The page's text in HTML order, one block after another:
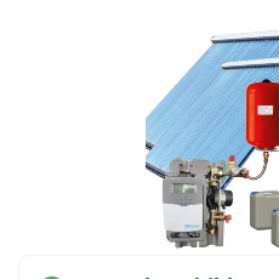
(Gereedschap)
(Hemelwaterafvoer &
(Circulatiepompen,
(Installatiemateriaal)